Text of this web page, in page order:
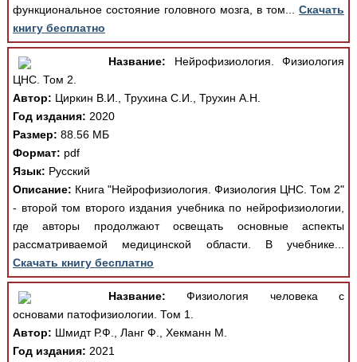
функциональное состояние головного мозга, в том...Скачать
книгу бесплатно
Название: Нейрофизиология. Физиология
ЦНС. Том 2.
Автор: Циркин В.И., Трухина С.И., Трухин А.Н.
Год издания: 2020
Размер: 88.56 МБ
Формат: pdf
Язык: Русский
Описание: Книга "Нейрофизиология. Физиология ЦНС. Том 2"
- второй том второго издания учебника по нейрофизиологии,
где авторы продолжают освещать основные аспекты
рассматриваемой медицинской области. В учебнике...
Скачать книгу бесплатно
Название: Физиология человека с
основами патофизиологии. Том 1.
Автор: Шмидт Р.Ф., Ланг Ф., Хекманн М.
Год издания: 2021